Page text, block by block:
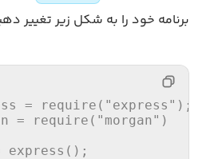
برنامه‌ خود را به شکل زیر تغییر
= require ( "express"
= require ( "morgan" )
express ();